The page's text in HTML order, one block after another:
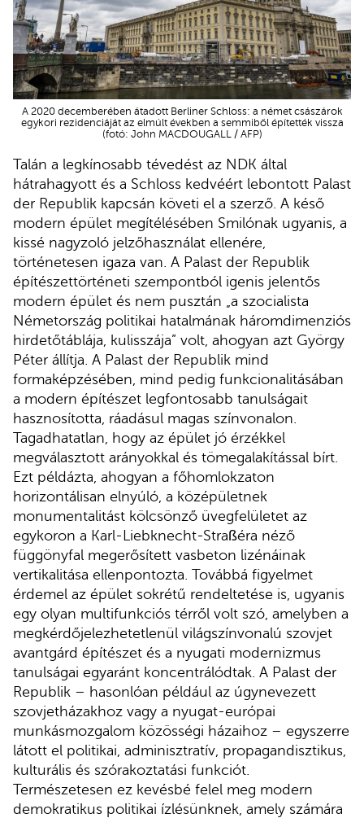
A 2020 decemberében átadott Berliner Schloss: a német császárok
egykori rezidenciáját az elmúlt években a semmiből építették vissza
(fotó: John MACDOUGALL / AFP)
Talán a legkínosabb tévedést az NDK által
hátrahagyott és a Schloss kedvéért lebontott Palast
der Republik kapcsán követi el a szerző. A késő
modern épület megítélésében Smilónak ugyanis, a
kissé nagyzoló jelzőhasználat ellenére,
történetesen igaza van. A Palast der Republik
építészettörténeti szempontból igenis jelentős
modern épület és nem pusztán „a szocialista
Németország politikai hatalmának háromdimenziós
hirdetőtáblája, kulisszája” volt, ahogyan azt György
Péter állítja. A Palast der Republik mind
formaképzésében, mind pedig funkcionalitásában
a modern építészet legfontosabb tanulságait
hasznosította, ráadásul magas színvonalon.
Tagadhatatlan, hogy az épület jó érzékkel
megválasztott arányokkal és tömegalakítással bírt.
Ezt példázta, ahogyan a főhomlokzaton
horizontálisan elnyúló, a középületnek
monumentalitást kölcsönző üvegfelületet az
egykoron a Karl-Liebknecht-Straßéra néző
függönyfal megerősített vasbeton lizénáinak
vertikalitása ellenpontozta. Továbbá figyelmet
érdemel az épület sokrétű rendeltetése is, ugyanis
egy olyan multifunkciós térről volt szó, amelyben a
megkérdőjelezhetetlenül világszínvonalú szovjet
avantgárd építészet és a nyugati modernizmus
tanulságai egyaránt koncentrálódtak. A Palast der
Republik – hasonlóan például az úgynevezett
szovjetházakhoz vagy a nyugat-európai
munkásmozgalom közösségi házaihoz – egyszerre
látott el politikai, adminisztratív, propagandisztikus,
kulturális és szórakoztatási funkciót.
Természetesen ez kevésbé felel meg modern
demokratikus politikai ízlésünknek, amely számára